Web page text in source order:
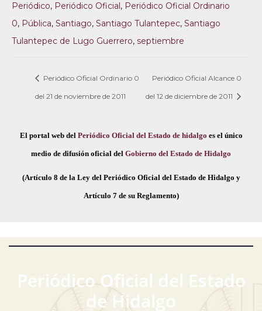
Periódico, Periódico Oficial, Periódico Oficial Ordinario
0, Pública, Santiago, Santiago Tulantepec, Santiago
Tulantepec de Lugo Guerrero, septiembre
Periódico Oficial Ordinario 0
del 21 de noviembre de 2011
Periódico Oficial Alcance 0
del 12 de diciembre de 2011
El portal web del Periódico Oficial del Estado de hidalgo es el único
medio de difusión oficial del Gobierno del Estado de Hidalgo
(Artículo 8 de la Ley del Periódico Oficial del Estado de Hidalgo y
Artículo 7 de su Reglamento)
Periódico Oficial del Estado
de Hidalgo